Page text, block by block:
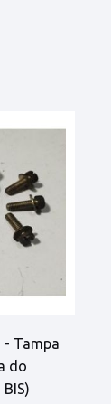
- Tampa
do